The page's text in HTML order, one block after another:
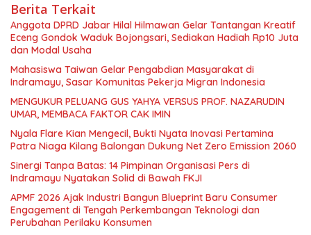
Berita Terkait
Anggota DPRD Jabar Hilal Hilmawan Gelar Tantangan Kreatif
Eceng Gondok Waduk Bojongsari, Sediakan Hadiah Rp10 Juta
dan Modal Usaha
Mahasiswa Taiwan Gelar Pengabdian Masyarakat di
Indramayu, Sasar Komunitas Pekerja Migran Indonesia
MENGUKUR PELUANG GUS YAHYA VERSUS PROF. NAZARUDIN
UMAR, MEMBACA FAKTOR CAK IMIN
Nyala Flare Kian Mengecil, Bukti Nyata Inovasi Pertamina
Patra Niaga Kilang Balongan Dukung Net Zero Emission 2060
Sinergi Tanpa Batas: 14 Pimpinan Organisasi Pers di
Indramayu Nyatakan Solid di Bawah FKJI
APMF 2026 Ajak Industri Bangun Blueprint Baru Consumer
Engagement di Tengah Perkembangan Teknologi dan
Perubahan Perilaku Konsumen